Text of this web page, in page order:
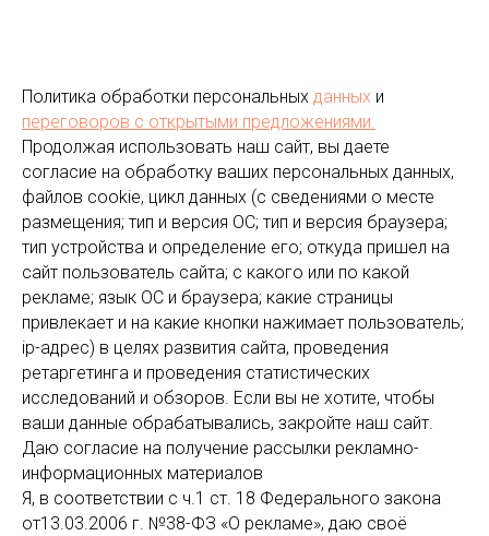
Политика обработки персональных данных и
переговоров с открытыми предложениями.
Продолжая использовать наш сайт, вы даете
согласие на обработку ваших персональных данных,
файлов cookie, цикл данных (с сведениями о месте
размещения; тип и версия ОС; тип и версия браузера;
тип устройства и определение его; откуда пришел на
сайт пользователь сайта; с какого или по какой
рекламе; язык ОС и браузера; какие страницы
привлекает и на какие кнопки нажимает пользователь;
ip-адрес) в целях развития сайта, проведения
ретаргетинга и проведения статистических
исследований и обзоров. Если вы не хотите, чтобы
ваши данные обрабатывались, закройте наш сайт.
Даю согласие на получение рассылки рекламно-
информационных материалов
Я, в соответствии с ч.1 ст. 18 Федерального закона
от13.03.2006 г. №38-ФЗ «О рекламе», даю своё